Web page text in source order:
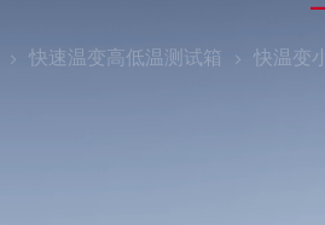
快速温变高低温测试箱 快温变